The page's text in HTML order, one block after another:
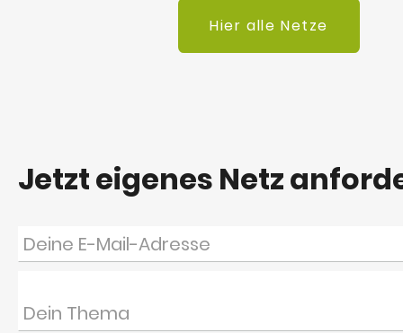
Hier alle Netze
Jetzt eigenes Netz